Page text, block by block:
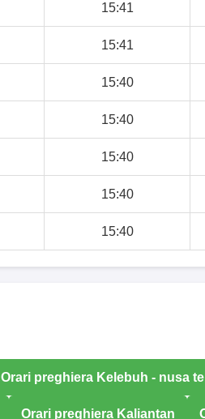
15:41
15:41
15:40
15:40
15:40
15:40
15:40
Orari preghiera Kelebuh - nusa
Orari preghiera Kaliantan